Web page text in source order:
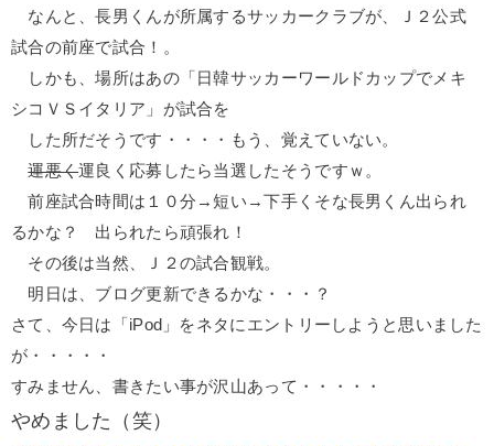
なんと、長男くんが所属するサッカークラブが、Ｊ２公式
試合の前座で試合！。
しかも、場所はあの「日韓サッカーワールドカップでメキ
シコＶＳイタリア」が試合を
した所だそうです・・・・もう、覚えていない。
運悪く運良く応募したら当選したそうですｗ。
前座試合時間は１０分→短い→下手くそな長男くん出られ
るかな？ 出られたら頑張れ！
その後は当然、Ｊ２の試合観戦。
明日は、ブログ更新できるかな・・・？
さて、今日は「iPod」をネタにエントリーしようと思いました
が・・・・・
すみません、書きたい事が沢山あって・・・・・
やめました（笑）